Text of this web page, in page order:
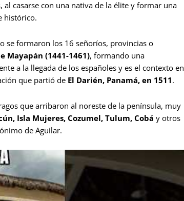
casarse con una nativa de la élite y formar una
histórico.
se formaron los 16 señoríos, provincias o
Mayapán (1441-1461), formando una
a la llegada de los españoles y es el contexto en
que partió de El Darién, Panamá, en 1511.
que arribaron al noreste de la península, muy
Isla Mujeres, Cozumel, Tulum, Cobá y otros
de Aguilar.